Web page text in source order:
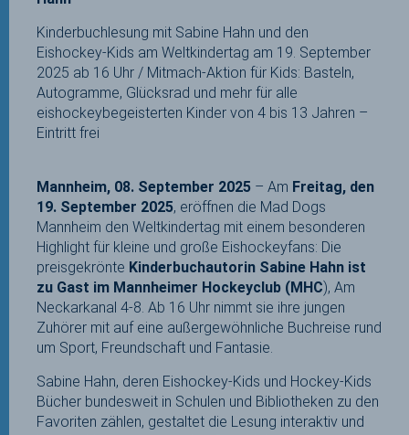
Kinderbuchlesung mit Sabine Hahn und den
Eishockey-Kids am Weltkindertag am 19. September
2025 ab 16 Uhr / Mitmach-Aktion für Kids: Basteln,
Autogramme, Glücksrad und mehr für alle
eishockeybegeisterten Kinder von 4 bis 13 Jahren –
Eintritt frei
Mannheim, 08. September 2025 – Am Freitag, den
19. September 2025, eröffnen die Mad Dogs
Mannheim den Weltkindertag mit einem besonderen
Highlight für kleine und große Eishockeyfans: Die
preisgekrönte Kinderbuchautorin Sabine Hahn ist
zu Gast im Mannheimer Hockeyclub (MHC), Am
Neckarkanal 4-8. Ab 16 Uhr nimmt sie ihre jungen
Zuhörer mit auf eine außergewöhnliche Buchreise rund
um Sport, Freundschaft und Fantasie.
Sabine Hahn, deren Eishockey-Kids und Hockey-Kids
Bücher bundesweit in Schulen und Bibliotheken zu den
Favoriten zählen, gestaltet die Lesung interaktiv und